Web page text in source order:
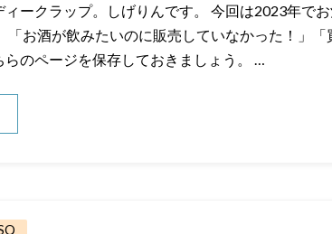
ィークラップ。しげりんです。 今回は2023年で
「お酒が飲みたいのに販売していなかった！」
のページを保存しておきましょう。 …